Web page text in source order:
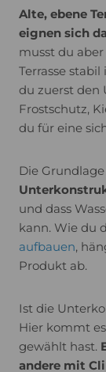
Alte, ebene
eignen sich
musst du
Terrasse
du zuerst den
Frostschutz,
du für eine
Die
und dass
kann. Wie du
aufbauen,
Produkt ab.
Ist die
Hier kommt
gewählt hast.
andere mit